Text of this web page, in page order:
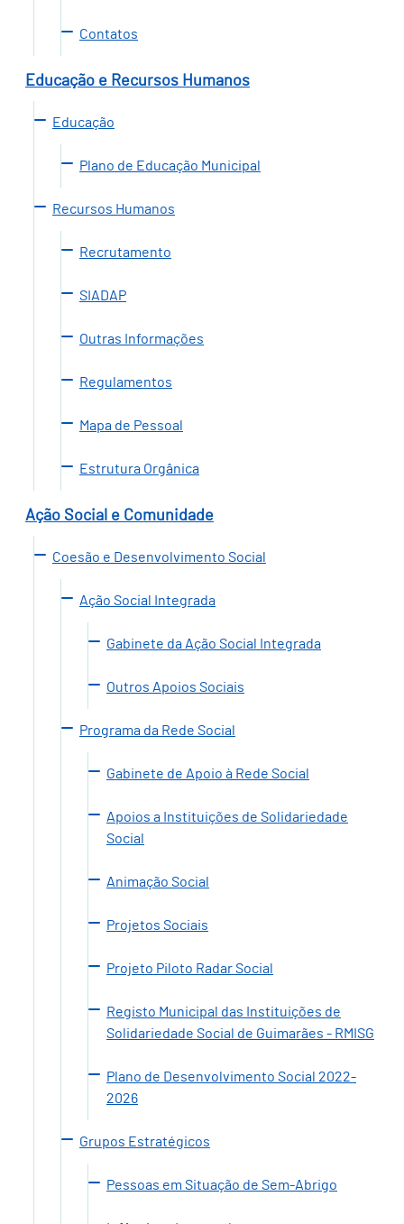
Contatos
Educação e Recursos Humanos
Educação
Plano de Educação Municipal
Recursos Humanos
Recrutamento
SIADAP
Outras Informações
Regulamentos
Mapa de Pessoal
Estrutura Orgânica
Ação Social e Comunidade
Coesão e Desenvolvimento Social
Ação Social Integrada
Gabinete da Ação Social Integrada
Outros Apoios Sociais
Programa da Rede Social
Gabinete de Apoio à Rede Social
Apoios a Instituições de Solidariedade
Social
Animação Social
Projetos Sociais
Projeto Piloto Radar Social
Registo Municipal das Instituições de
Solidariedade Social de Guimarães - RMISG
Plano de Desenvolvimento Social 2022-
2026
Grupos Estratégicos
Pessoas em Situação de Sem-Abrigo